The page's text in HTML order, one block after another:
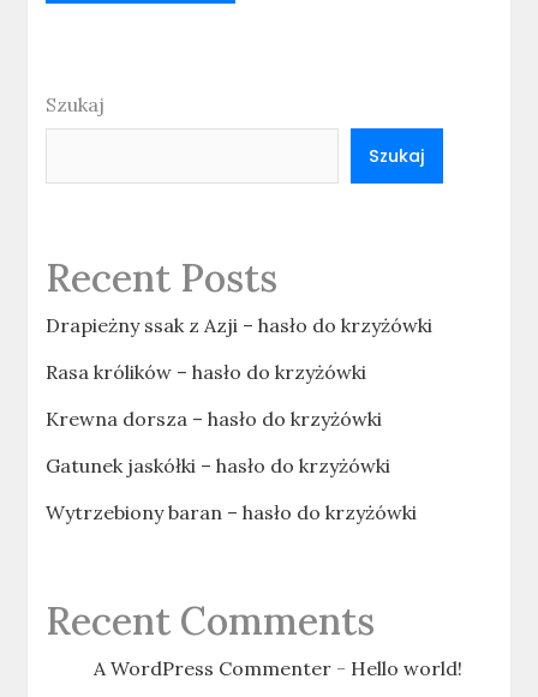
Szukaj
Szukaj
Recent Posts
Drapieżny ssak z Azji – hasło do krzyżówki
Rasa królików – hasło do krzyżówki
Krewna dorsza – hasło do krzyżówki
Gatunek jaskółki – hasło do krzyżówki
Wytrzebiony baran – hasło do krzyżówki
Recent Comments
A WordPress Commenter - Hello world!